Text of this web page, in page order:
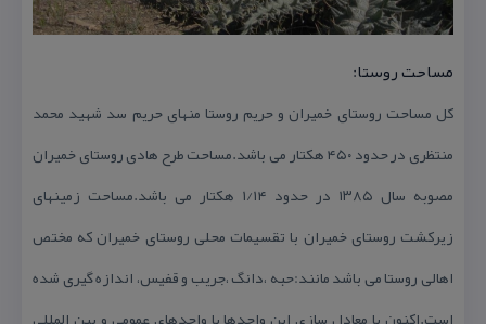
مساحت روستا:
كل مساحت روستای خمیران و حریم روستا منهای حریم سد شهید محمد
منتظری در حدود ۴۵۰ هكتار می باشد.مساحت طرح هادی روستای خمیران
مصوبه سال ۱۳۸۵ در حدود ۱/۱۴ هكتار می باشد.مساحت زمینهای
زیركشت روستای خمیران با تقسیمات محلی روستای خمیران كه مختص
اهالی روستا می باشد مانند:حبه ،دانگ ،جریب و قفیس، اندازه گیری شده